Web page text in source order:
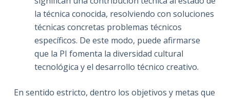
la técnica conocida, resolviendo con soluciones
técnicas concretas problemas técnicos
específicos. De este modo, puede afirmarse
que la PI fomenta la diversidad cultural
tecnológica y el desarrollo técnico creativo.
En sentido estricto, dentro los objetivos y metas que